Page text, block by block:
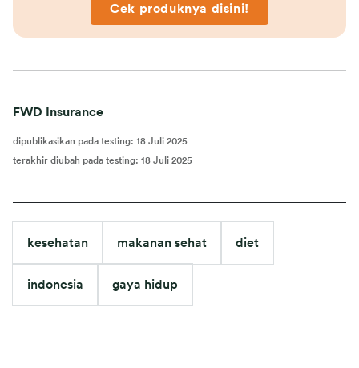
Cek produknya disini!
FWD Insurance
dipublikasikan pada testing: 18 Juli 2025
terakhir diubah pada testing: 18 Juli 2025
kesehatan makanan sehat diet
indonesia gaya hidup